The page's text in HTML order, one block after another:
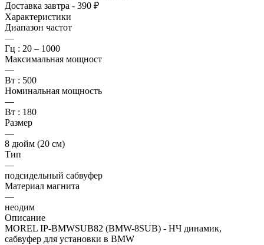
Доставка завтра - 390 ₽
Характеристики
Диапазон частот
—
Гц : 20 – 1000
Максимальная мощност
—
Вт : 500
Номинальная мощность
—
Вт : 180
Размер
—
8 дюйм (20 см)
Тип
—
подсидельный сабвуфер
Материал магнита
—
неодим
Описание
MOREL IP-BMWSUB82 (BMW-8SUB) - НЧ динамик,
сабвуфер для установки в BMW